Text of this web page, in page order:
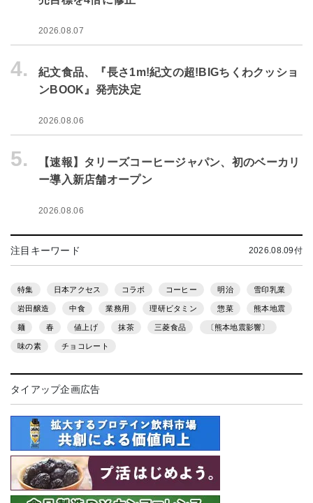
2026.08.07
4.
紀文食品、『長さ1m!紀文の超!BIGちくわクッショ
ンBOOK』発売決定
2026.08.06
5.
【速報】タリーズコーヒージャパン、初のベーカリ
ー導入新店舗オープン
2026.08.06
注目キーワード 2026.08.09付
特集 日本アクセス コラボ コーヒー 明治 雪印乳業
岩田醸造 中食 業務用 理研ビタミン 惣菜 熊本地震
麺 春 値上げ 抹茶 三菱食品 〔熊本地震影響〕
味の素 チョコレート
タイアップ企画広告